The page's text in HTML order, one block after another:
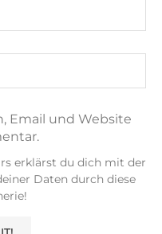
Email und Website
erklärst du dich mit der
Daten durch diese